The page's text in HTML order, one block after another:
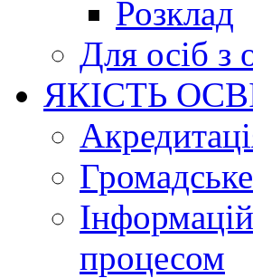
Розклад
Для осіб з
ЯКІСТЬ
процесом